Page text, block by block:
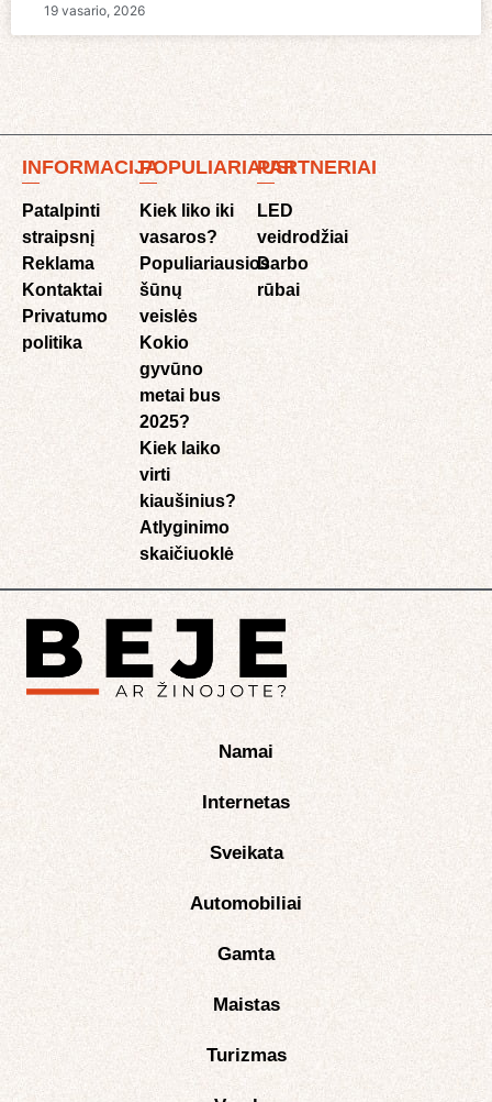
19 vasario, 2026
INFORMACIJA
Patalpinti
straipsnį
Reklama
Kontaktai
Privatumo
politika
POPULIARIAUSI
Kiek liko iki
vasaros?
Populiariausios
šūnų
veislės
Kokio
gyvūno
metai bus
2025?
Kiek laiko
virti
kiaušinius?
Atlyginimo
skaičiuoklė​
PARTNERIAI
LED
veidrodžiai
Darbo
rūbai
Namai
Internetas
Sveikata
Automobiliai
Gamta
Maistas
Turizmas